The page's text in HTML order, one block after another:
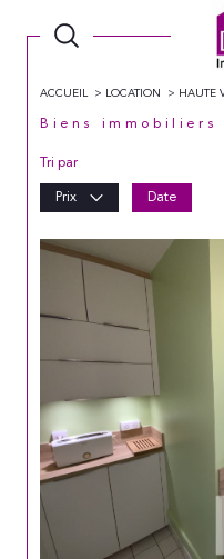
ACCUEIL LOCATION HAUTE
Biens immobiliers
Tri par
Prix Date